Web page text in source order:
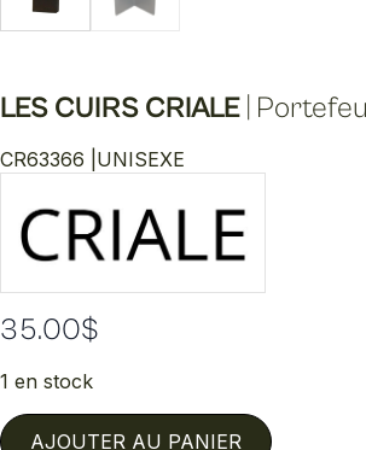
LES CUIRS CRIALE
CR63366 | UNISEXE
35.00$
1 en stock
AJOUTER AU PANIER